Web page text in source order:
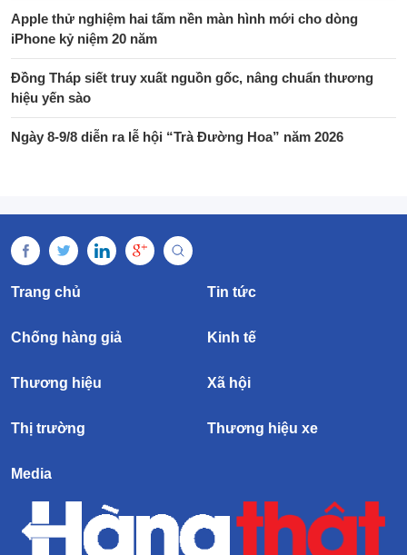
Apple thử nghiệm hai tấm nền màn hình mới cho dòng
iPhone kỷ niệm 20 năm
Đồng Tháp siết truy xuất nguồn gốc, nâng chuẩn thương
hiệu yến sào
Ngày 8-9/8 diễn ra lễ hội “Trà Đường Hoa” năm 2026
Trang chủ Tin tức
Chống hàng giả Kinh tế
Thương hiệu Xã hội
Thị trường Thương hiệu xe
Media